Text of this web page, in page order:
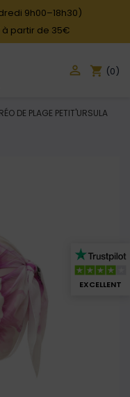
EXCELLENT
9h00–18h30)
à partir de 35€
 shopping_cart (0)
DE PLAGE PETIT'URSULA